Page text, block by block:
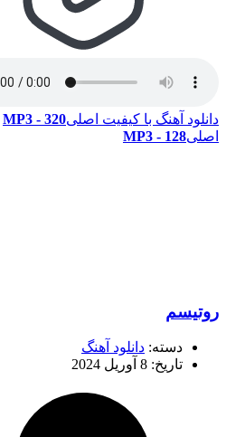
دانلود آهنگ با کیفیت اصلی320 - MP3
اصلی128 - MP3
روتیسم
دسته: دانلود آهنگ
تاریخ: 8 آوریل 2024